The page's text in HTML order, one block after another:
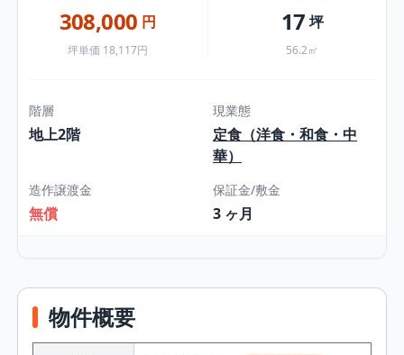
308,000 円
坪単価 18,117円
17 坪
56.2㎡
階層
地上2階
現業態
定食（洋食・和食・中
華）
造作譲渡金
無償
保証金/敷金
3 ヶ月
物件概要